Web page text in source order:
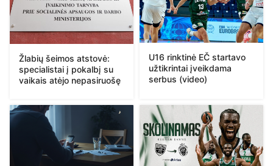
Žlabių šeimos atstovė:
specialistai į pokalbį su
vaikais atėjo nepasiruošę
U16 rinktinė EČ startavo
užtikrintai įveikdama
serbus (video)